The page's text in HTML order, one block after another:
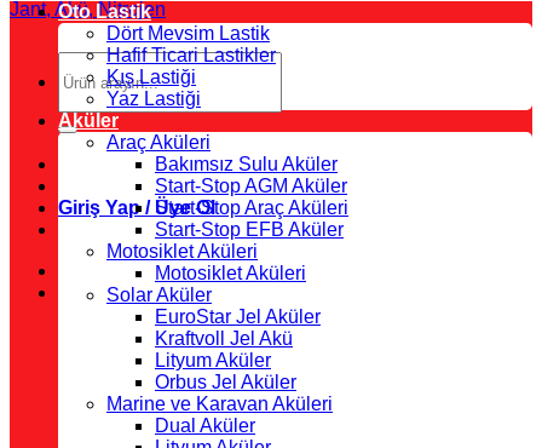
Ara:
Giriş Yap / Üye Ol
Oto Lastik
Dört Mevsim Lastik
Hafif Ticari Lastikler
Kış Lastiği
Yaz Lastiği
Aküler
Araç Aküleri
Bakımsız Sulu Aküler
Start-Stop AGM Aküler
Start-Stop Araç Aküleri
Start-Stop EFB Aküler
Motosiklet Aküleri
Motosiklet Aküleri
Solar Aküler
EuroStar Jel Aküler
Kraftvoll Jel Akü
Lityum Aküler
Orbus Jel Aküler
Marine ve Karavan Aküleri
Dual Aküler